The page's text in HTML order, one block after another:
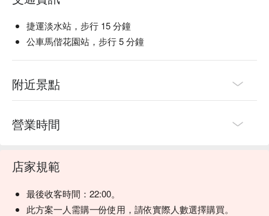
捷運淡水站，步行 15 分鐘
公車馬偕花園站，步行 5 分鐘
附近景點
營業時間
店家規範
最後收客時間：22:00。
此方案一人需購一份使用，請依實際人數選擇購買。